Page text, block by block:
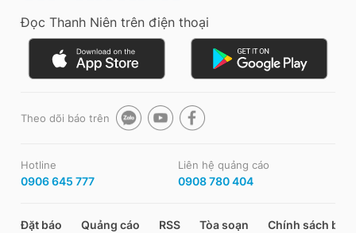
Đọc Thanh Niên trên điện thoại
Theo dõi báo trên
Hotline
0906 645 777
Liên hệ quảng cáo
0908 780 404
Đặt báo Quảng cáo RSS Tòa soạn Chính sách bảo